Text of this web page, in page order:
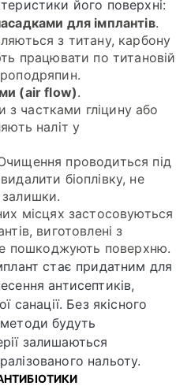
його поверхні:
для імплантів.
з титану, карбону
працювати по титановій
(air flow).
частками гліцину або
наліт у
проводиться під
біоплівку, не
залишки.
місцях застосовуються
виготовлені з
пошкоджують поверхню.
стає придатним для
антисептиків,
санації. Без якісного
будуть
залишаються
нальоту.